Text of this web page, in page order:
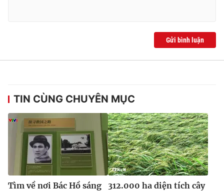
® Cấm sao chép dưới mọi hình thức nếu không có sự chấp
thuận bằng văn bản. Ghi rõ nguồn VTV.vn khi phát hành lại
thông tin từ website này.
Gửi bình luận
TIN CÙNG CHUYÊN MỤC
Tìm về nơi Bác Hồ sáng
312.000 ha diện tích cây